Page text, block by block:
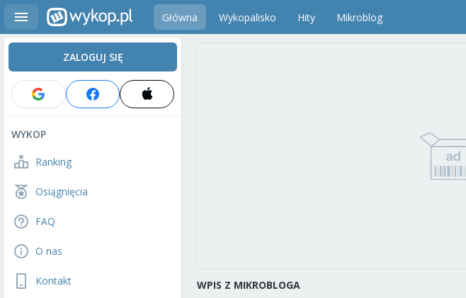
Główna Wykopalisko Hity Mikroblog
ZALOGUJ SIĘ
WYKOP
Ranking
Osiągnięcia
FAQ
O nas
Kontakt WPIS Z MIKROBLOGA